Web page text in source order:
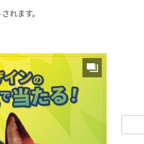
れます。